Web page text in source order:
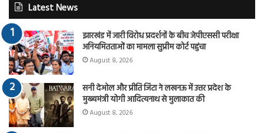
Latest News
झारखंड में जारी विरोध प्रदर्शनों के बीच जेपीएससी परीक्षा
अनियमितताओं का मामला सुप्रीम कोर्ट पहुंचा
August 8, 2026
सनी देओल और प्रीति जिंटा ने लखनऊ में उत्तर प्रदेश के
मुख्यमंत्री योगी आदित्यनाथ से मुलाकात की
August 8, 2026